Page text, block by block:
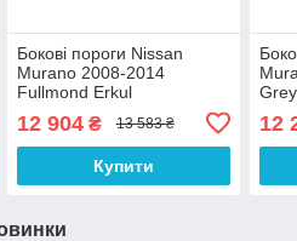
Бокові пороги Nissan
Murano 2008-2014
Fullmond Erkul
12 904₴ 13 583 ₴
Купити
12